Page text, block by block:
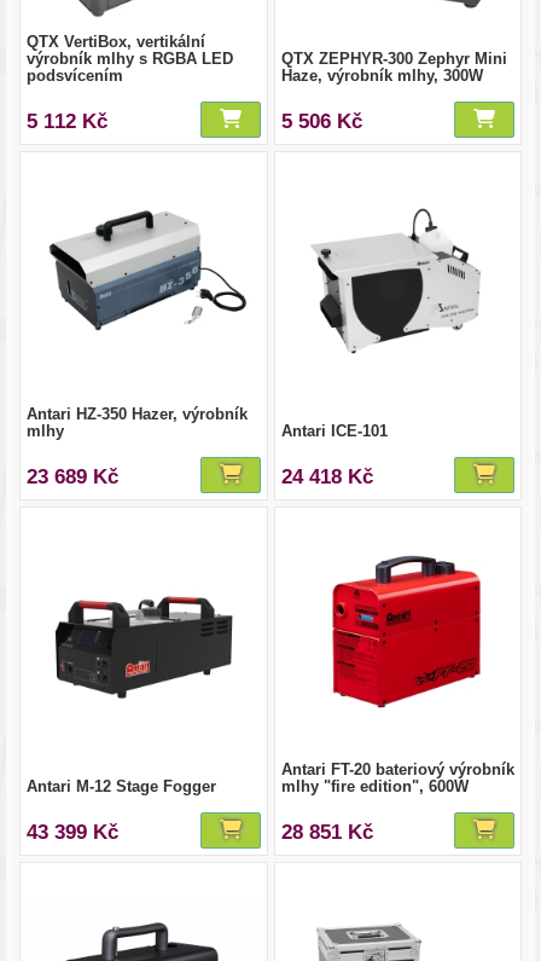
QTX VertiBox, vertikální
výrobník mlhy s RGBA LED
podsvícením
5 112 Kč
QTX ZEPHYR-300 Zephyr Mini
Haze, výrobník mlhy, 300W
5 506 Kč
Antari HZ-350 Hazer, výrobník
mlhy
23 689 Kč
Antari ICE-101
24 418 Kč
Antari M-12 Stage Fogger
43 399 Kč
Antari FT-20 bateriový výrobník
mlhy "fire edition", 600W
28 851 Kč